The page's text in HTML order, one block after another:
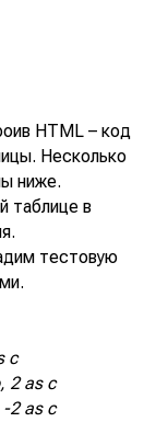
HTML – код
Несколько
ниже.
таблице в
тестовую
c
2 as c
2 as c